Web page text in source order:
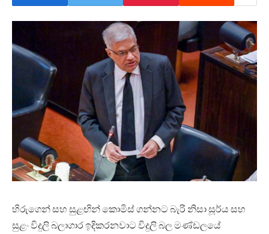
හිරුගෙන් සහ සුළඟින් කොමිස් ගන්නට බැරි නිසා සූර්ය සහ
සුළං විදුලි බලාගාර ඉදිකරනවාට විදුලි බල මණ්ඩලයේ